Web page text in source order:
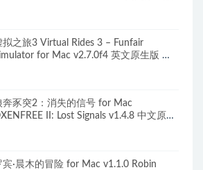
拟之旅3 Virtual Rides 3 – Funfair
for Mac v2.7.0f4 英文原生版 含
奔豕突2：消失的信号 for Mac
II: Lost Signals v1.4.8 中文原生
宾·晨木的冒险 for Mac v1.1.0 Robin